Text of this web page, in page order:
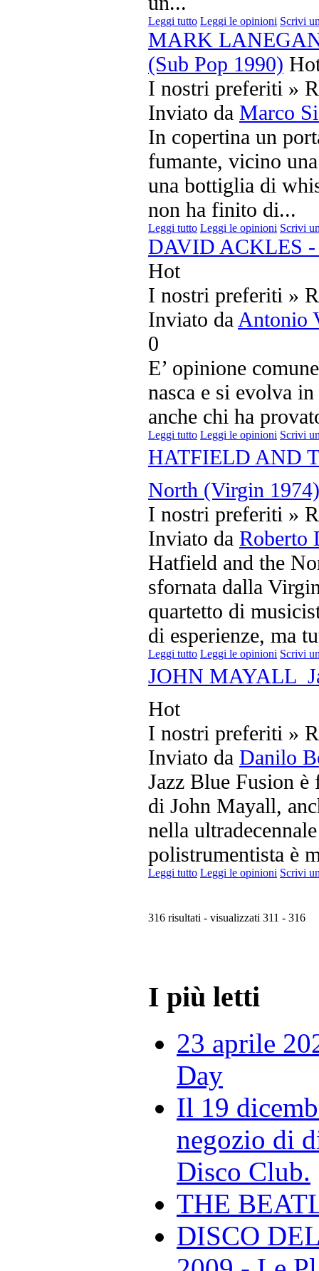
Leggi tutto Leggi le opinioni Scrivi
MARK
(Sub Pop 1990)
I nostri preferiti »
Inviato da Marco
In copertina un
fumante, vicino
una bottiglia di
non ha finito di...
Leggi tutto Leggi le opinioni Scrivi
DAVID ACKLES -
Hot
I nostri preferiti »
Inviato da Antonio
0
E’ opinione
nasca e si evolva
anche chi ha
Leggi tutto Leggi le opinioni Scrivi
HATFIELD AND
North (Virgin 1974)
I nostri preferiti »
Inviato da Roberto
Hatfield and the
sfornata dalla
quartetto di
di esperienze, ma
Leggi tutto Leggi le opinioni Scrivi
JOHN MAYALL 
Hot
I nostri preferiti »
Inviato da Danilo
Jazz Blue Fusion
di John Mayall,
nella
polistrumentista è
Leggi tutto Leggi le opinioni Scrivi
316 risultati - visualizzati 311 - 316
I più letti
23 aprile
Day
Il 19
negozio di
Disco Club.
THE
DISCO